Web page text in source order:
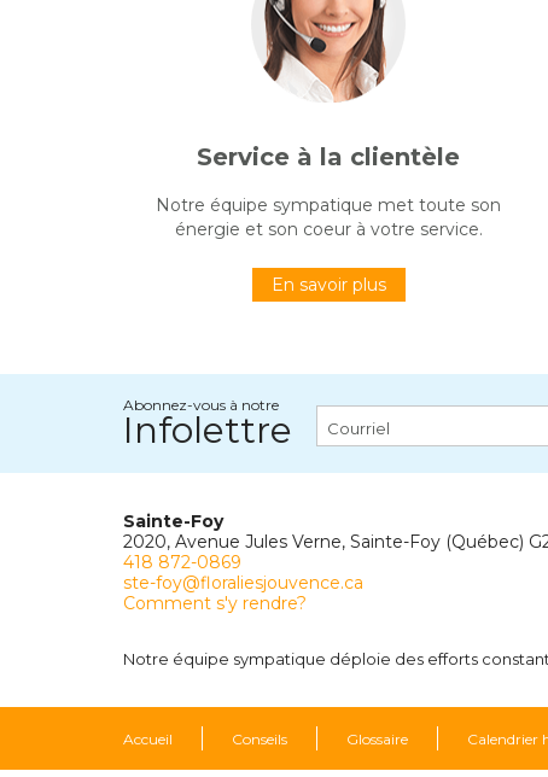
Service à la clientèle
Notre équipe sympatique met toute son
énergie et son coeur à votre service.
En savoir plus
Abonnez-vous à notre
Infolettre
Sainte-Foy
2020, Avenue Jules Verne, Sainte-Foy (Québec)
418 872-0869
ste-foy@floraliesjouvence.ca
Comment s'y rendre?
Notre équipe sympatique déploie des efforts
Accueil Conseils Glossaire Calendrier